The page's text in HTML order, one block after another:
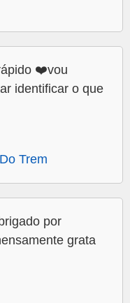
❤️vou
identificar o que
Trem
por
grata